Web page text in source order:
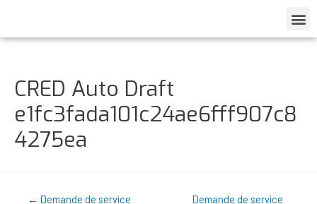
CRED Auto Draft
e1fc3fada101c24ae6fff907c8
4275ea
← Demande de service
Demande de service